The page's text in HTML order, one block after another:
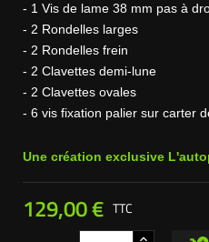
- 1 Vis de lame 38 mm pas à
- 2 Rondelles larges
- 2 Rondelles frein
- 2 Clavettes demi-lune
- 2 Clavettes ovales
- 6 vis fixation palier sur carter
Une création exclusive
129,00 € TTC